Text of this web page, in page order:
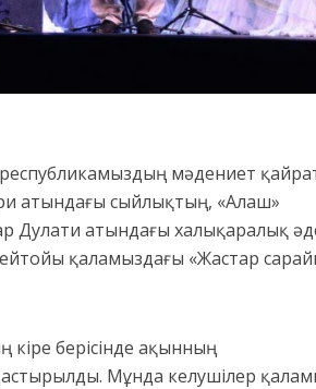
мәдениет
атындағы сыйлықтың, «Алаш»
Дулати атындағы халықаралық
қаламыздағы «Жастар
кіре берісінде ақынның
Мұнда келушілер